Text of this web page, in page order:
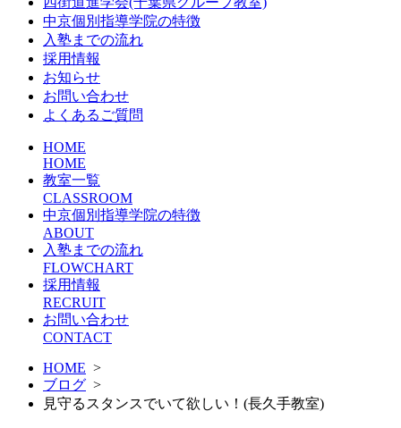
中京個別指導学院の特徴
入塾までの流れ
採用情報
お知らせ
お問い合わせ
よくあるご質問
HOME
HOME
教室一覧
CLASSROOM
中京個別指導学院の特徴
ABOUT
入塾までの流れ
FLOWCHART
採用情報
RECRUIT
お問い合わせ
CONTACT
HOME >
ブログ >
見守るスタンスでいて欲しい！(長久手教室)